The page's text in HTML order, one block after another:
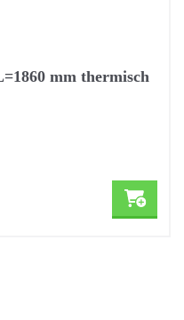
mm thermisch